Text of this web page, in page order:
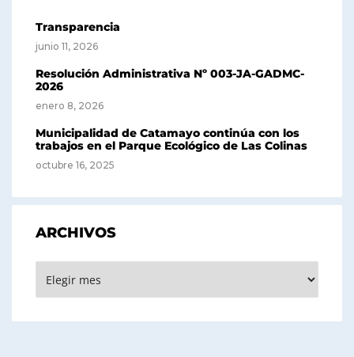
Transparencia
junio 11, 2026
Resolución Administrativa Nº 003-JA-GADMC-
2026
enero 8, 2026
Municipalidad de Catamayo continúa con los
trabajos en el Parque Ecológico de Las Colinas
octubre 16, 2025
ARCHIVOS